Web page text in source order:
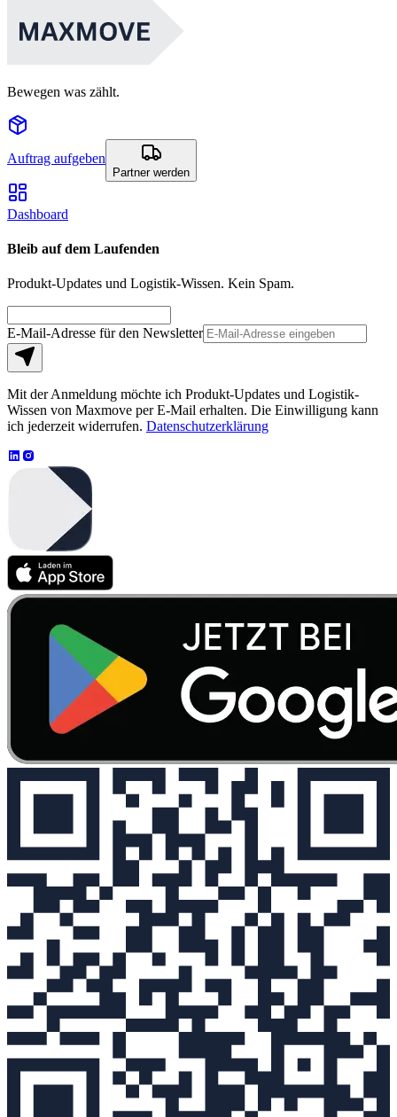
Bewegen was zählt.
Auftrag aufgeben
Partner werden
Dashboard
Bleib auf dem Laufenden
Produkt-Updates und Logistik-Wissen. Kein Spam.
E-Mail-Adresse für den Newsletter
Mit der Anmeldung möchte ich Produkt-Updates und Logistik-
Wissen von Maxmove per E-Mail erhalten. Die Einwilligung kann
ich jederzeit widerrufen. Datenschutzerklärung